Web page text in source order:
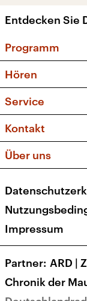
Entdecken Sie
Programm
Musikliste
Kakadu –
Hören
Service
FAQ
Apps
Newsletter
Kontakt
Social
Über uns
Presse
Karriere
Impressum
Partner ARD |
Chronik der